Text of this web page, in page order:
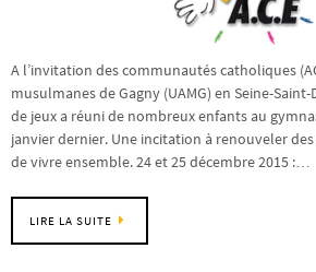
A l’invitation des communautés catholiques
musulmanes de Gagny (UAMG) en Seine-
de jeux a réuni de nombreux enfants au
janvier dernier. Une incitation à renouveler
de vivre ensemble. 24 et 25 décembre 2015 :…
LIRE LA SUITE